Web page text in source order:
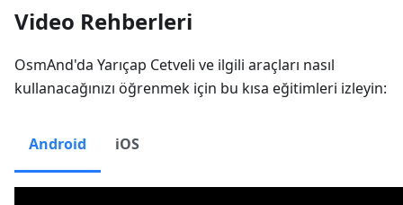
Video Rehberleri
OsmAnd'da Yarıçap Cetveli ve ilgili araçları nasıl
kullanacağınızı öğrenmek için bu kısa eğitimleri izleyin:
Android iOS